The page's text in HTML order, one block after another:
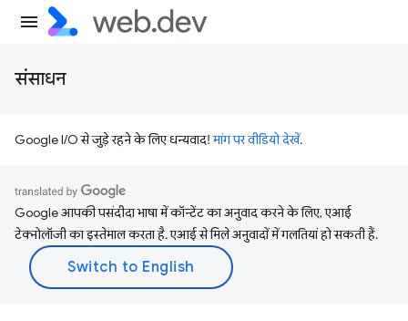
संसाधन
Google I/O से जुड़े रहने के लिए धन्यवाद!मांग पर वीडियो देखें.
Google आपकी पसंदीदा भाषा में कॉन्टेंट का अनुवाद करने के लिए, एआई
टेक्नोलॉजी का इस्तेमाल करता है. एआई से मिले अनुवादों में गलतियां हो सकती हैं.